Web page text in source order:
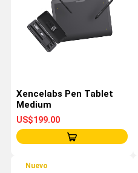
Xencelabs Pen Tablet
Medium
US$199.00
Nuevo